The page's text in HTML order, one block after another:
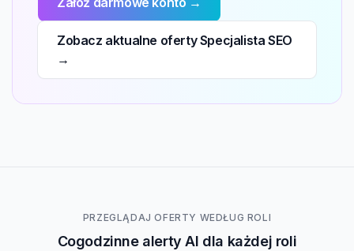
Zobacz aktualne oferty Specjalista SEO
→
PRZEGLĄDAJ OFERTY WEDŁUG ROLI
Cogodzinne alerty AI dla każdej roli